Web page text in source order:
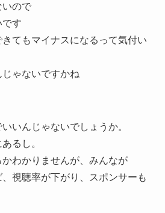
いので
す
てもマイナスになるって気付い
ゃないですかね
いんじゃないでしょうか。
るし。
わかりませんが、みんなが
視聴率が下がり、スポンサーも